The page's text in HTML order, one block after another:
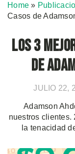
Home »
Casos de
Los 3
de
JULIO 22,
Adamson
nuestros clientes.
la tenacidad